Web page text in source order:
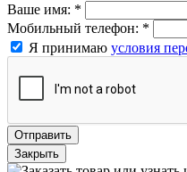
Ваше имя: *
Мобильный телефон: *
Я принимаю условия
Отправить
Закрыть